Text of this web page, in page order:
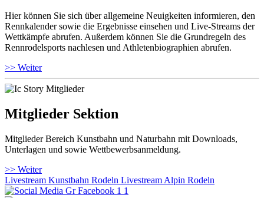
Hier können Sie sich über allgemeine Neuigkeiten informieren, den
Rennkalender sowie die Ergebnisse einsehen und Live-Streams der
Wettkämpfe abrufen. Außerdem können Sie die Grundregeln des
Rennrodelsports nachlesen und Athletenbiographien abrufen.
>> Weiter
Mitglieder Sektion
Mitglieder Bereich Kunstbahn und Naturbahn mit Downloads,
Unterlagen und sowie Wettbewerbsanmeldung.
>> Weiter
Livestream Kunstbahn Rodeln Livestream Alpin Rodeln